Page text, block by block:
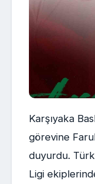
Karşıyaka
görevine
duyurdu.
Ligi